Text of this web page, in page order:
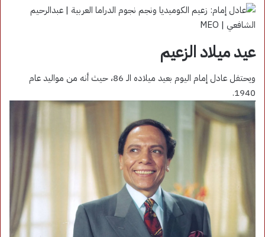
عيد ميلاد الزعيم
ويحتفل عادل إمام اليوم بعيد ميلاده الـ 86، حيث أنه من مواليد عام
1940.